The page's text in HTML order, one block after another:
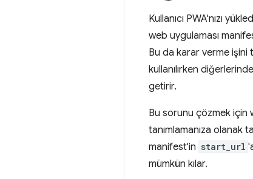
Kullanıcı PWA'nızı
web uygulaması
Bu da karar verme işini
kullanılırken
getirir.
Bu sorunu çözmek için
tanımlamanıza olanak
manifest'in start_url
mümkün kılar.